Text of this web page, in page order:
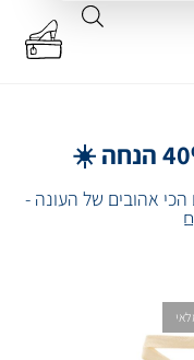
אהובים של העונה -